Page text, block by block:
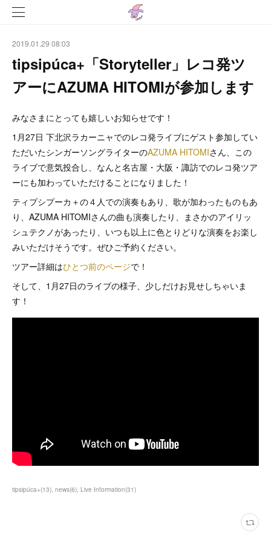
2019.01.29 08:03
tipsipúca+「Storyteller」レコ発ツ
アーにAZUMA HITOMIが参加します
みなさまにとっても嬉しいお知らせです！
1月27日 下北沢ラカーニャでのレコ発ライブにゲスト参加してい
ただいたシンガーソングライターのAZUMA HITOMIさん、この
ライブで意気投合し、なんと名古屋・大阪・諏訪でのレコ発ツア
ーにも加わっていただけることになりました！
ティプシプーカ＋の４人での演奏もあり、歌が加わったものもあ
り、AZUMA HITOMIさんの曲も演奏したり、まさかのアイリッ
シュテクノがあったり、いつも以上に色とりどりな演奏をお楽し
みいただけそうです。ぜひご予約ください。
ツアー詳細はひとつ前のページで！
そして、1月27日のライブの様子、少しだけお見せしちゃいま
す！
tipsipúca+(13) news(6) Live Information(31)